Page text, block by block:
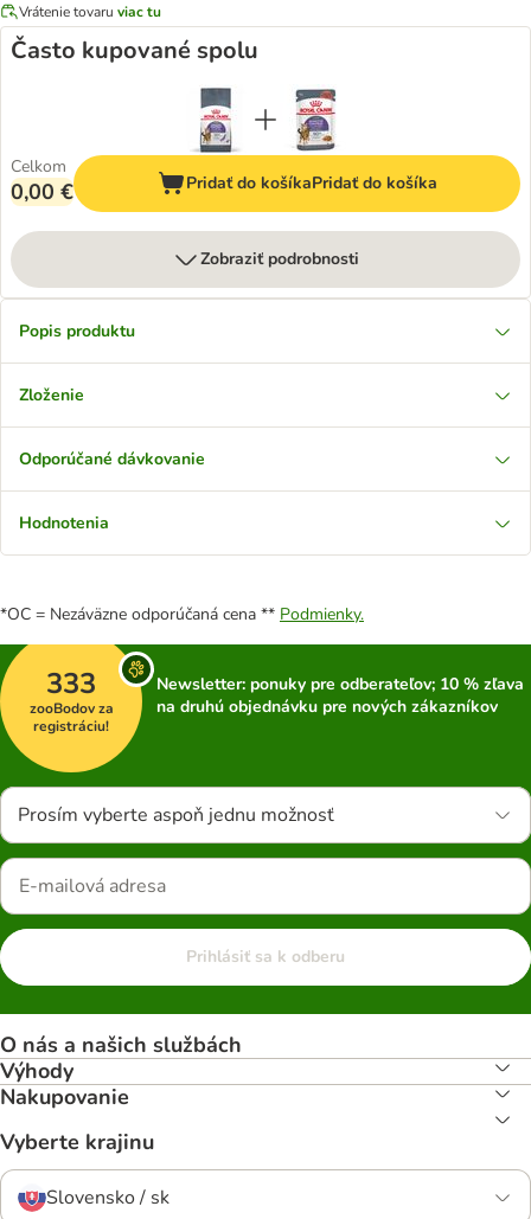
Vrátenie tovaru viac tu
Často kupované spolu
Celkom
0,00 € Pridať do košíkaPridať do košíka
Zobraziť podrobnosti
Popis produktu
Zloženie
Odporúčané dávkovanie
Hodnotenia
*OC = Nezáväzne odporúčaná cena ** Podmienky.
333
zooBodov za
registráciu!
Newsletter: ponuky pre odberateľov; 10 % zľava
na druhú objednávku pre nových zákazníkov
Prosím vyberte aspoň jednu možnosť
Prihlásiť sa k odberu
O nás a našich službách
Výhody
Nakupovanie
Vyberte krajinu
Slovensko / sk